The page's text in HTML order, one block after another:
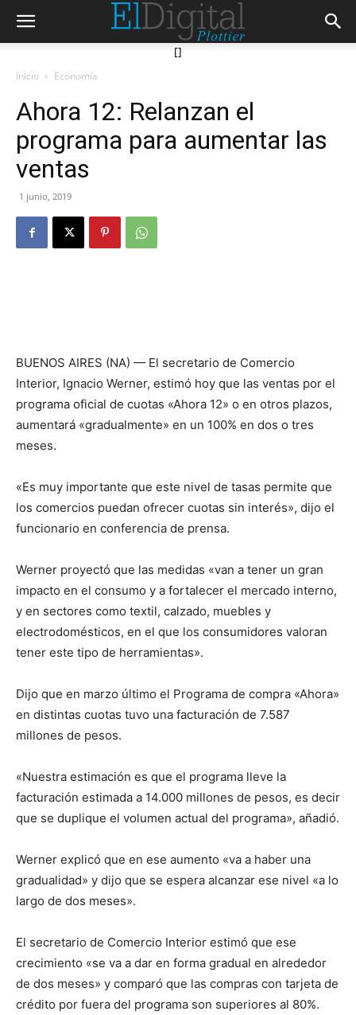
[]
Inicio Economía
Ahora 12: Relanzan el
programa para aumentar las
ventas
1 junio, 2019
BUENOS AIRES (NA) — El secretario de Comercio
Interior, Ignacio Werner, estimó hoy que las ventas por el
programa oficial de cuotas «Ahora 12» o en otros plazos,
aumentará «gradualmente» en un 100% en dos o tres
meses.
«Es muy importante que este nivel de tasas permite que
los comercios puedan ofrecer cuotas sin interés», dijo el
funcionario en conferencia de prensa.
Werner proyectó que las medidas «van a tener un gran
impacto en el consumo y a fortalecer el mercado interno,
y en sectores como textil, calzado, muebles y
electrodomésticos, en el que los consumidores valoran
tener este tipo de herramientas».
Dijo que en marzo último el Programa de compra «Ahora»
en distintas cuotas tuvo una facturación de 7.587
millones de pesos.
«Nuestra estimación es que el programa lleve la
facturación estimada a 14.000 millones de pesos, es decir
que se duplique el volumen actual del programa», añadió.
Werner explicó que en ese aumento «va a haber una
gradualidad» y dijo que se espera alcanzar ese nivel «a lo
largo de dos meses».
El secretario de Comercio Interior estimó que ese
crecimiento «se va a dar en forma gradual en alrededor
de dos meses» y comparó que las compras con tarjeta de
crédito por fuera del programa son superiores al 80%.